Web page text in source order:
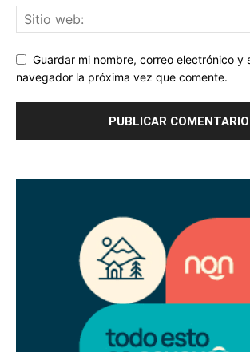
Guardar mi nombre, correo electrónico y
navegador la próxima vez que comente.